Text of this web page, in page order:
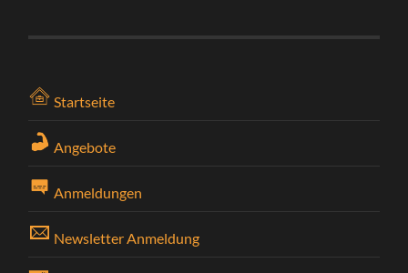
Startseite
Angebote
Anmeldungen
Newsletter Anmeldung